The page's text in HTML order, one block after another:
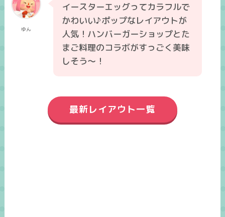
ゆん
イースターエッグってカラフルで
かわいい♪ポップなレイアウトが
人気！ハンバーガーショップとた
まご料理のコラボがすっごく美味
しそう～！
最新レイアウト一覧